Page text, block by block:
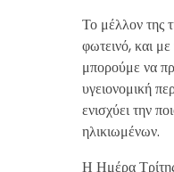
Το μέλλον της
φωτεινό, και
μπορούμε να
υγειονομική
ενισχύει την
ηλικιωμένων.
Η Ημέρα